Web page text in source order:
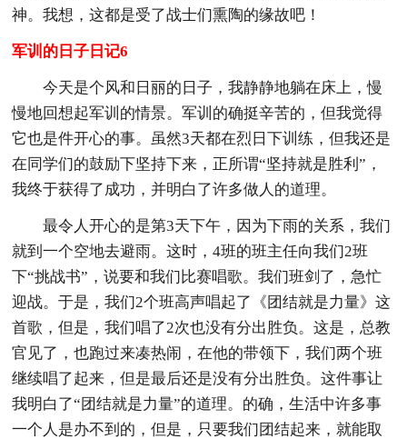
神。我想，这都是受了战士们熏陶的缘故吧！
军训的日子日记6
今天是个风和日丽的日子，我静静地躺在床上，慢
慢地回想起军训的情景。军训的确挺辛苦的，但我觉得
它也是件开心的事。虽然3天都在烈日下训练，但我还是
在同学们的鼓励下坚持下来，正所谓“坚持就是胜利”，
我终于获得了成功，并明白了许多做人的道理。
最令人开心的是第3天下午，因为下雨的关系，我们
就到一个空地去避雨。这时，4班的班主任向我们2班
下“挑战书”，说要和我们比赛唱歌。我们班剑了，急忙
迎战。于是，我们2个班高声唱起了《团结就是力量》这
首歌，但是，我们唱了2次也没有分出胜负。这是，总教
官见了，也跑过来凑热闹，在他的带领下，我们两个班
继续唱了起来，但是最后还是没有分出胜负。这件事让
我明白了“团结就是力量”的道理。的确，生活中许多事
一个人是办不到的，但是，只要我们团结起来，就能取